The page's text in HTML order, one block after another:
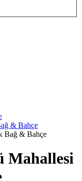
& Bahçe
Bağ & Bahçe
Mahallesi